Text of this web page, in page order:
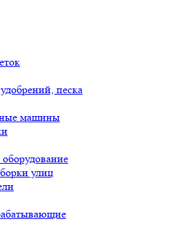
песка
машины
улиц